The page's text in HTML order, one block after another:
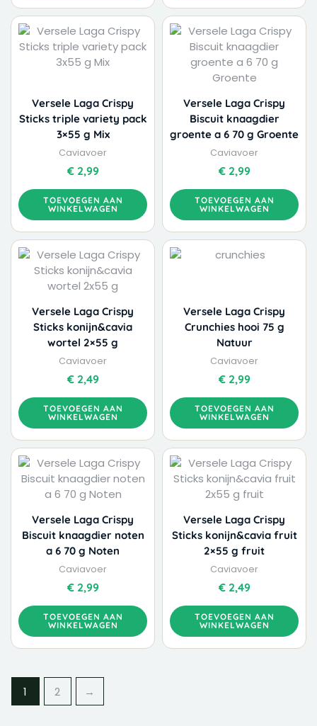
Versele Laga Crispy
Sticks triple variety pack
3×55 g Mix
Caviavoer
€2,99
TOEVOEGEN AAN
WINKELWAGEN
Versele Laga Crispy
Biscuit knaagdier
groente a 6 70 g Groente
Caviavoer
€2,99
TOEVOEGEN AAN
WINKELWAGEN
Versele Laga Crispy
Sticks konijn&cavia
wortel 2×55 g
Caviavoer
€2,49
TOEVOEGEN AAN
WINKELWAGEN
Versele Laga Crispy
Crunchies hooi 75 g
Natuur
Caviavoer
€2,99
TOEVOEGEN AAN
WINKELWAGEN
Versele Laga Crispy
Biscuit knaagdier noten
a 6 70 g Noten
Caviavoer
€2,99
TOEVOEGEN AAN
WINKELWAGEN
Versele Laga Crispy
Sticks konijn&cavia fruit
2×55 g fruit
Caviavoer
€2,49
TOEVOEGEN AAN
WINKELWAGEN
1 2 →